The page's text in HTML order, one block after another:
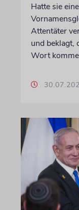
Hatte sie
Attentäter
und beklagt,
Wort